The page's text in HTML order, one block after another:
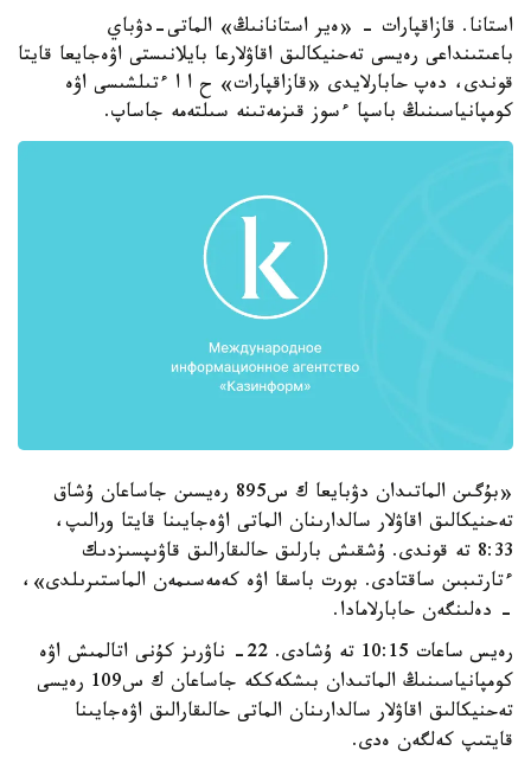
استانا. قازاقپارات - «ەير استانانىڭ» الماتى-دۋباي
باعىتىنداعى رەيسى تەحنيكالىق اقاۋلارعا بايلانىستى اۋەجايعا قايتا
قوندى، دەپ حابارلايدى «قازاقپارات» ح ا ا ءتىلشىسى اۋە
كومپانياسىنىڭ باسپا ءسوز قىزمەتىنە سىلتەمە جاساپ.
«بۇگىن الماتىدان دۋبايعا ك س895 رەيسىن جاساعان ۇشاق
تەحنيكالىق اقاۋلار سالدارىنان الماتى اۋەجايىنا قايتا ورالىپ،
8:33 تە قوندى. ۇشقىش بارلىق حالىقارالىق قاۋىپسىزدىك
ءتارتىبىن ساقتادى. بورت باسقا اۋە كەمەسىمەن الماستىرىلدى»،
- دەلىنگەن حابارلامادا.
رەيس ساعات 10:15 تە ۇشادى. 22- ناۋرىز كۇنى اتالمىش اۋە
كومپانياسىنىڭ الماتىدان بىشكەككە جاساعان ك س109 رەيسى
تەحنيكالىق اقاۋلار سالدارىنان الماتى حالىقارالىق اۋەجايىنا
قايتىپ كەلگەن ەدى.